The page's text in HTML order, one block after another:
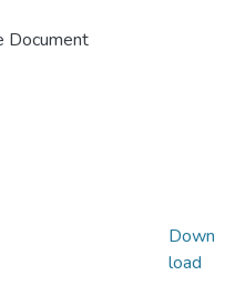
Document
Down
load